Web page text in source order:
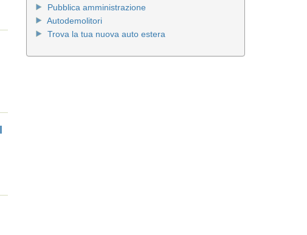
Pubblica amministrazione
Autodemolitori
Trova la tua nuova auto estera